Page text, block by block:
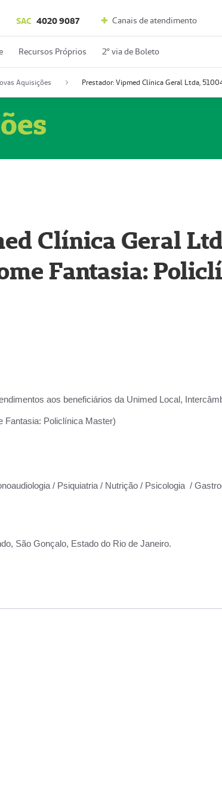
SAC 4020 9087 Canais de atendimento
Recursos Próprios 2º via de Boleto
Aquisições
Clínica Geral
Fantasia:
aos beneficiários da Unimed Local,
Fantasia: Policlínica Master)
/ Psiquiatria / Nutrição / Psicologia /
São Gonçalo, Estado do Rio de Janeiro.